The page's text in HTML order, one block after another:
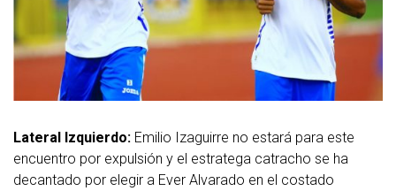
Lateral Izquierdo: Emilio Izaguirre no estará para este
encuentro por expulsión y el estratega catracho se ha
decantado por elegir a Ever Alvarado en el costado